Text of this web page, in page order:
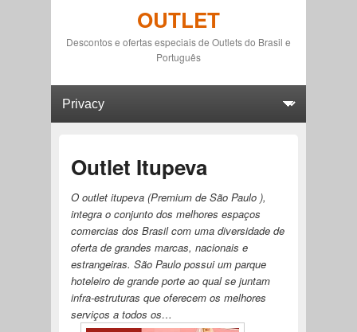
OUTLET
Descontos e ofertas especiais de Outlets do Brasil e
Português
Outlet Itupeva
O outlet itupeva (Premium de São Paulo ),
integra o conjunto dos melhores espaços
comercias dos Brasil com uma diversidade de
oferta de grandes marcas, nacionais e
estrangeiras. São Paulo possui um parque
hoteleiro de grande porte ao qual se juntam
infra-estruturas que oferecem os melhores
serviços a todos os…